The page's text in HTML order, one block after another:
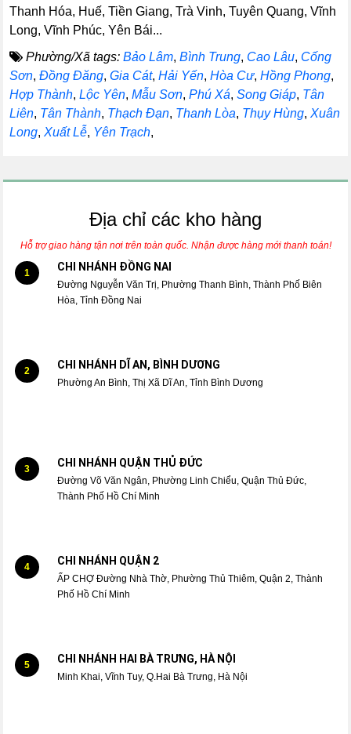
Thanh Hóa, Huế, Tiền Giang, Trà Vinh, Tuyên Quang, Vĩnh
Long, Vĩnh Phúc, Yên Bái...
Phường/Xã tags: Bảo Lâm,Bình Trung, Cao Lâu, Cống
Sơn,Đồng Đăng,Gia Cát,Hải Yến,Hòa Cư,Hồng Phong,
Hợp Thành,Lộc Yên,Mẫu Sơn,Phú Xá,Song Giáp, Tân
Liên, Tân Thành, Thạch Đạn, Thanh Lòa, Thụy Hùng,Xuân
Long,Xuất Lễ, Yên Trạch,
Địa chỉ các kho hàng
Hỗ trợ giao hàng tận nơi trên toàn quốc. Nhận được hàng mới thanh toán!
1 CHI NHÁNH ĐỒNG NAI
Đường Nguyễn Văn Trị, Phường Thanh Bình, Thành Phố Biên
Hòa, Tỉnh Đồng Nai
2 CHI NHÁNH DĨ AN, BÌNH DƯƠNG
Phường An Bình, Thị Xã Dĩ An, Tỉnh Bình Dương
3 CHI NHÁNH QUẬN THỦ ĐỨC
Đường Võ Văn Ngân, Phường Linh Chiểu, Quận Thủ Đức,
Thành Phố Hồ Chí Minh
4 CHI NHÁNH QUẬN 2
ẤP CHỢ Đường Nhà Thờ, Phường Thủ Thiêm, Quận 2, Thành
Phố Hồ Chí Minh
5 CHI NHÁNH HAI BÀ TRƯNG, HÀ NỘI
Minh Khai, Vĩnh Tuy, Q.Hai Bà Trưng, Hà Nội